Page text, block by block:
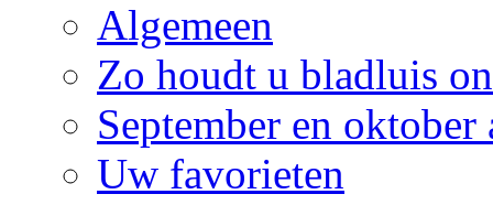
Algemeen
Zo houdt u bladluis
September en
Uw favorieten